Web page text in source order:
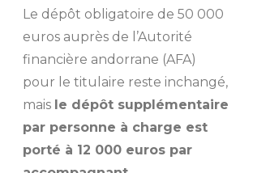
Le dépôt obligatoire de 50 000
euros auprès de l’Autorité
financière andorrane (AFA)
pour le titulaire reste inchangé,
mais le dépôt supplémentaire
par personne à charge est
porté à 12 000 euros par